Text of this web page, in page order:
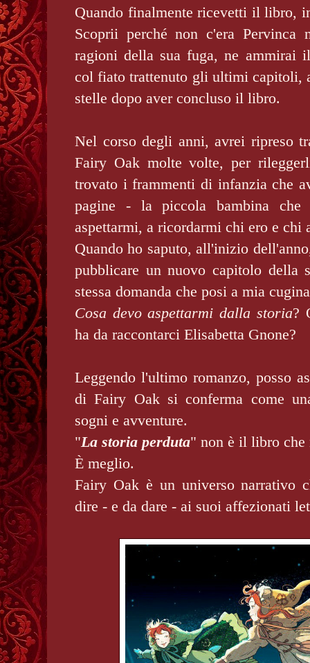
Quando finalmente ricevetti il libro,
Scoprii perché non c'era Pervinca
ragioni della sua fuga, ne ammirai
col fiato trattenuto gli ultimi capitoli,
stelle dopo aver concluso il libro.
Nel corso degli anni, avrei ripreso
Fairy Oak molte volte, per
trovato i frammenti di infanzia che
pagine - la piccola bambina
aspettarmi, a ricordarmi chi ero e chi
Quando ho saputo, all'inizio
pubblicare un nuovo capitolo della
stessa domanda che posi a mia
Cosa devo aspettarmi dalla storia?
ha da raccontarci Elisabetta Gnone?
Leggendo l'ultimo romanzo, posso
di Fairy Oak si conferma come
sogni e avventure.
"La storia perduta" non è il libro che
È meglio.
Fairy Oak è un universo narrativo
dire - e da dare - ai suoi affezionati